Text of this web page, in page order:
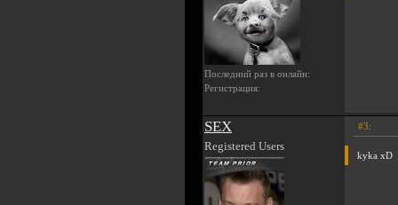
Последний раз в онлайн:
Регистрация:
SEX
Registered Users
#3:
kyka xD